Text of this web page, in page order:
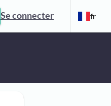
Se connecter fr